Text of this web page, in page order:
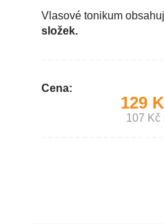
Vlasové tonikum
složek.
Cena:
129
107 Kč